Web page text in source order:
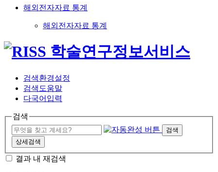
해외전자자료 통계
해외전자자료 통계
검색환경설정
검색도움말
다국어입력
검색
검색
상세검색
결과 내 재검색